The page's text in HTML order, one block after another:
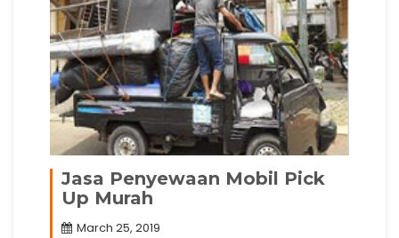
Jasa Penyewaan Mobil Pick
Up Murah
March 25, 2019